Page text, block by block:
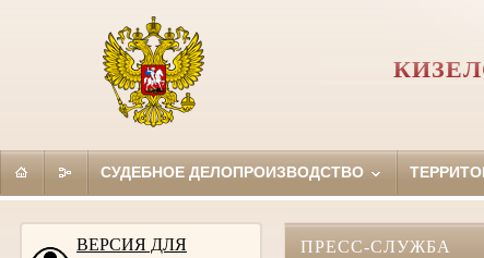
СУДЕБНОЕ ДЕЛОПРОИЗВОДСТВО
ВЕРСИЯ ДЛЯ
ПРЕСС-СЛУЖБА